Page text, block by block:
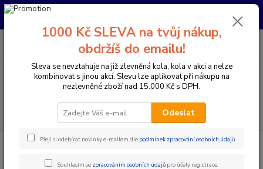
Pro nachystání kola / doplňků na prodejně si prosím zavolejte dopředu.
Menu
CZK
PO-PÁ 10:00-17:00 | SO: 9:00-12:00
Doplňky a helmy Láhve Fidlock
Fidlock BOTTLE TWIST
1000 Kč SLEVA na tvůj nákup,
obdržíš do emailu!
Sleva se nevztahuje na již zlevněná kola, kola v akci a nelze
kombinovat s jinou akcí. Slevu lze aplikovat při nákupu na
nezlevněné zboží nad 15.000 Kč s DPH.
Odeslat
Přeji si odebírat novinky e-mailem dle podmínek zpracování osobních údajů.
Souhlasím se zpracováním osobních údajů pro účely registrace.